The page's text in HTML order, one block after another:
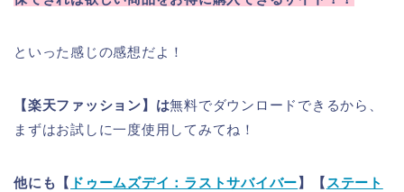
といった感じの感想だよ！
【楽天ファッション】は無料でダウンロードできるから、
まずはお試しに一度使用してみてね！
他にも【 ドゥームズデイ：ラストサバイバー】【 ステート